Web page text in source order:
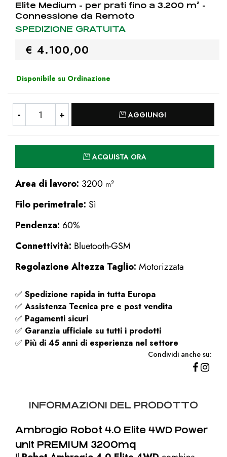
Elite Medium - per prati fino a 3.200 m² -
Connessione da Remoto
SPEDIZIONE GRATUITA
€ 4.100,00
Disponibile su Ordinazione
AGGIUNGI
ACQUISTA ORA
Area di lavoro: 3200 m2
Filo perimetrale: Sì
Pendenza: 60%
Connettività: Bluetooth-GSM
Regolazione Altezza Taglio: Motorizzata
✅ Spedizione rapida in tutta Europa
✅ Assistenza Tecnica pre e post vendita
✅ Pagamenti sicuri
✅ Garanzia ufficiale su tutti i prodotti
✅ Più di 45 anni di esperienza nel settore
Condividi anche su:
INFORMAZIONI DEL PRODOTTO
Ambrogio Robot 4.0 Elite 4WD Power
unit PREMIUM 3200mq